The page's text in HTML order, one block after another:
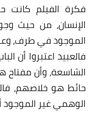
فكرة الفيلم كانت
الإنسان، من حيث
الموجود في طرف،
فالعبيد اعتبروا أن
الشاسعة، وأن مفتاح
حائط هو خلاصهم،
الوهمي غير